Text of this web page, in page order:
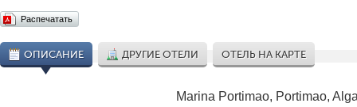
Распечатать
ОПИСАНИЕ ДРУГИЕ ОТЕЛИ ОТЕЛЬ НА КАРТЕ
Marina Portimao, Portimao,